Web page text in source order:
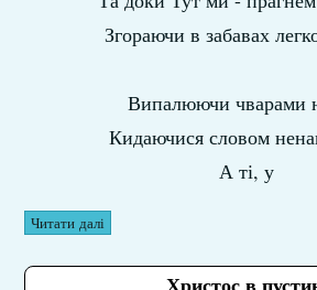
Згораючи в забавах
Випалюючи чварами
Кидаючися словом
А ті, у
Читати далі